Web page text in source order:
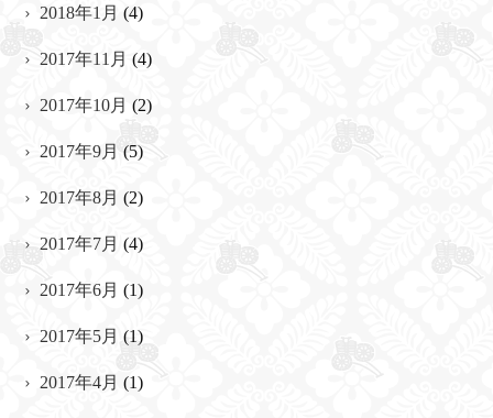
2018年1月 (4)
2017年11月 (4)
2017年10月 (2)
2017年9月 (5)
2017年8月 (2)
2017年7月 (4)
2017年6月 (1)
2017年5月 (1)
2017年4月 (1)